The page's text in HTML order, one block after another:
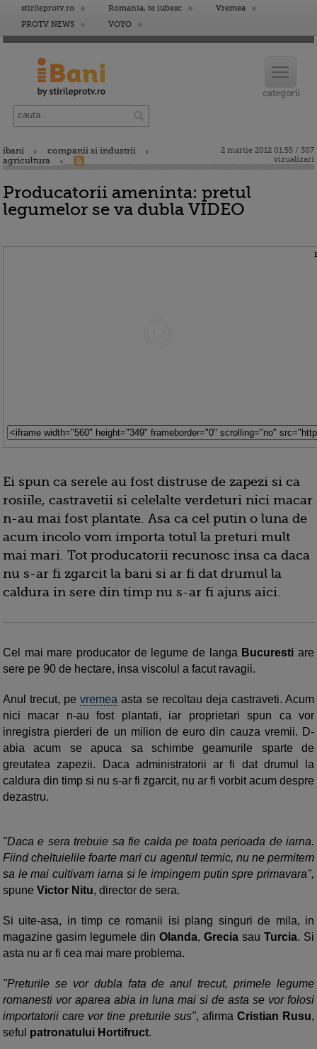
stirileprotv.ro Romania, te iubesc
Vremea
PROTV NEWS
VOYO
ibani
companii si industrii
agricultura
2 martie 2012 01:55 / 307
vizualizari
Producatorii ameninta: pretul
legumelor se va dubla VIDEO
Ei spun ca serele au fost distruse de zapezi si ca
rosiile, castravetii si celelalte verdeturi nici macar
n-au mai fost plantate. Asa ca cel putin o luna de
acum incolo vom importa totul la preturi mult
mai mari. Tot producatorii recunosc insa ca daca
nu s-ar fi zgarcit la bani si ar fi dat drumul la
caldura in sere din timp nu s-ar fi ajuns aici.
Cel mai mare producator de legume de langa Bucuresti are
sere pe 90 de hectare, insa viscolul a facut ravagii.
Anul trecut, pevremea asta se recoltau deja castraveti. Acum
nici macar n-au fost plantati, iar proprietari spun ca vor
inregistra pierderi de un milion de euro din cauza vremii. D-
abia acum se apuca sa schimbe geamurile sparte de
greutatea zapezii. Daca administratorii ar fi dat drumul la
caldura din timp si nu s-ar fi zgarcit, nu ar fi vorbit acum despre
dezastru.
"Daca e sera trebuie sa fie calda pe toata perioada de iarna.
Fiind cheltuielile foarte mari cu agentul termic, nu ne permitem
sa le mai cultivam iarna si le impingem putin spre primavara",
spune Victor Nitu, director de sera.
Si uite-asa, in timp ce romanii isi plang singuri de mila, in
magazine gasim legumele din Olanda, Grecia sau Turcia. Si
asta nu ar fi cea mai mare problema.
"Preturile se vor dubla fata de anul trecut, primele legume
romanesti vor aparea abia in luna mai si de asta se vor folosi
importatorii care vor tine preturile sus", afirma Cristian Rusu,
seful patronatului Hortifruct.